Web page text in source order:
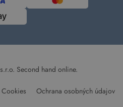
Second hand online.
Ochrana osobných údajov